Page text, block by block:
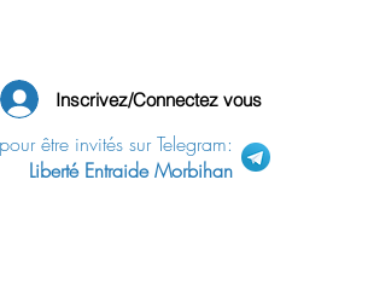
Inscrivez/Connectez vous
être invités sur Telegram:
Liberté Entraide Morbihan